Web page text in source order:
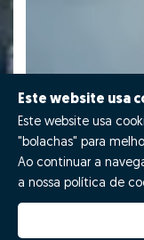
Este website usa
Este website usa
"bolachas" para
Ao continuar a
a nossa política de